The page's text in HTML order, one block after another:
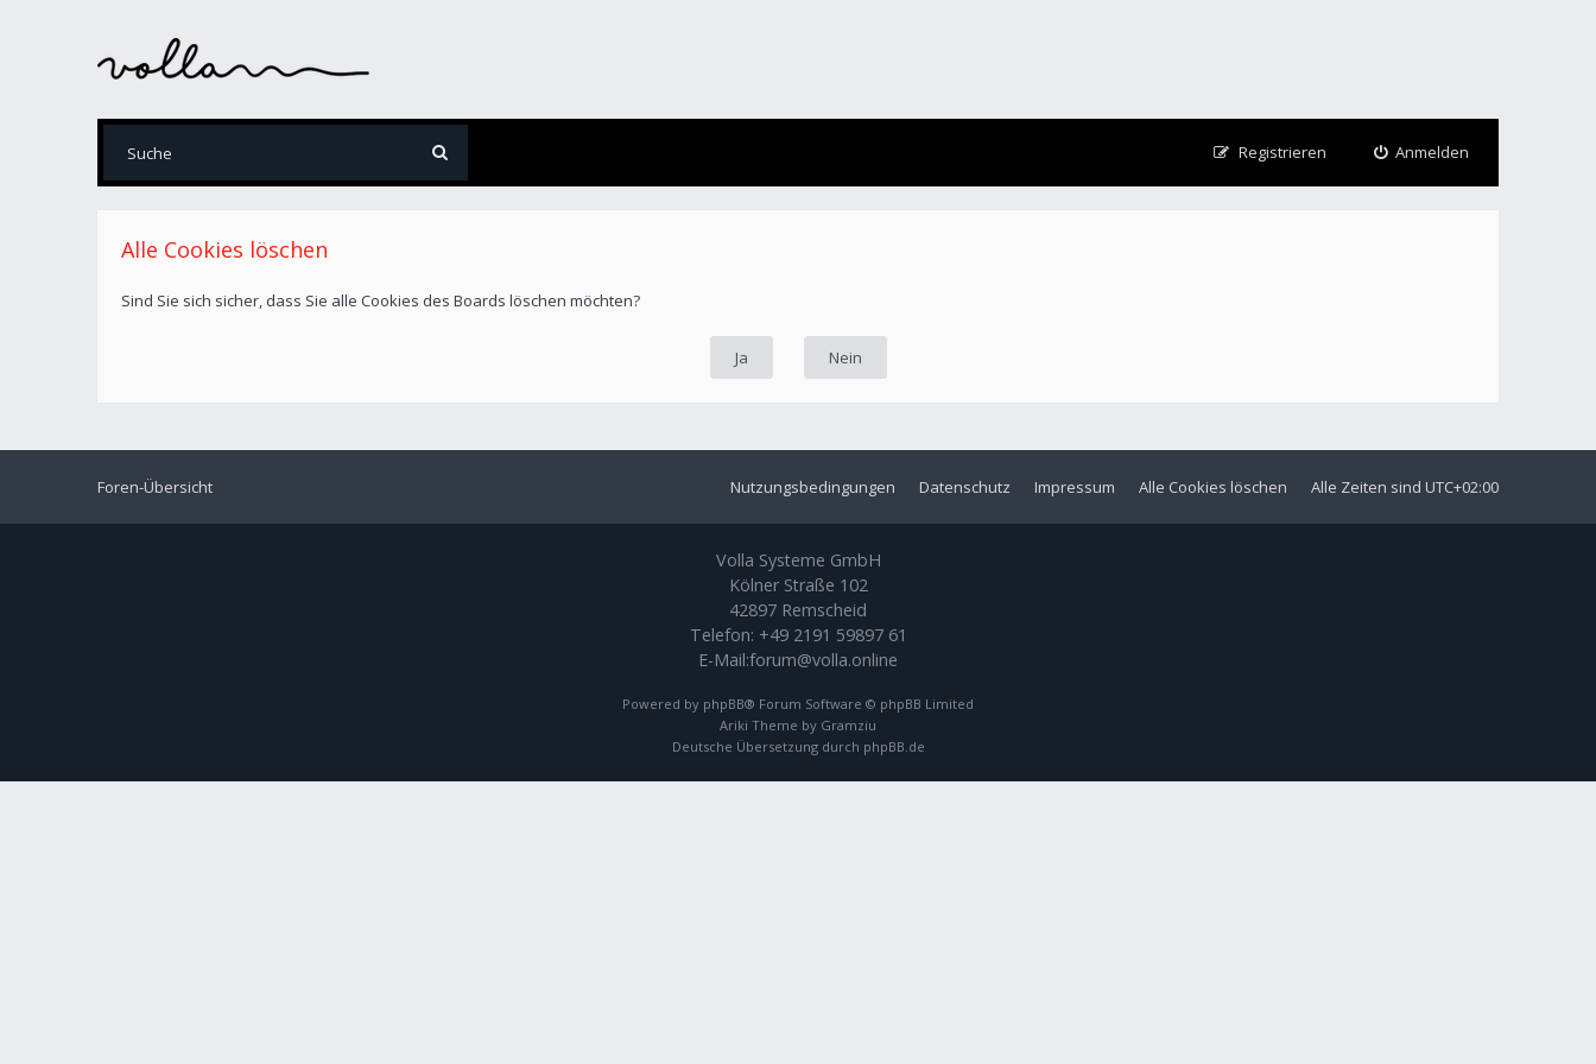
Anmelden
Registrieren
Alle Cookies löschen
Sind Sie sich sicher, dass Sie alle Cookies des Boards löschen möchten?
Foren-Übersicht Alle Zeiten sind UTC+02:00
Alle Cookies löschen
Impressum
Datenschutz
Nutzungsbedingungen
Volla Systeme GmbH
Kölner Straße 102
42897 Remscheid
Telefon: +49 2191 59897 61
E-Mail:forum@volla.online
Powered by phpBB® Forum Software © phpBB Limited
Ariki Theme by Gramziu
Deutsche Übersetzung durch phpBB.de